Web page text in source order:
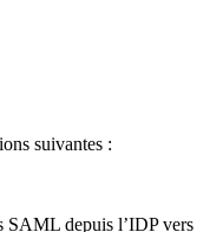
suivantes :
SAML depuis l’IDP vers